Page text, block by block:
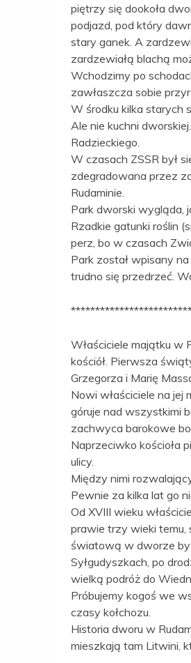
piętrzy się dookoła
podjazd, pod który
stary ganek. A
zardzewiałą blachą
Wchodzimy po
zawłaszcza sobie
W środku kilka starych
Ale nie kuchni
Radzieckiego.
W czasach ZSSR był
zdegradowana przez
Rudaminie.
Park dworski wygląda,
Rzadkie gatunki roślin
perz, bo w czasach
Park został wpisany
trudno się przedrzeć.
Właściciele majątku w
kościół. Pierwsza
Grzegorza i Marię
Nowi właściciele na
góruje nad wszystkimi
zachwyca barokowe
Naprzeciwko kościoła
ulicy.
Między nimi
Pewnie za kilka lat go
Od XVIII wieku
prawie trzy wieki temu,
światową w dworze
Syłgudyszkach, po
wielką podróż do
Próbujemy kogoś we
czasy kołchozu.
Historia dworu w
mieszkają tam Litwini,